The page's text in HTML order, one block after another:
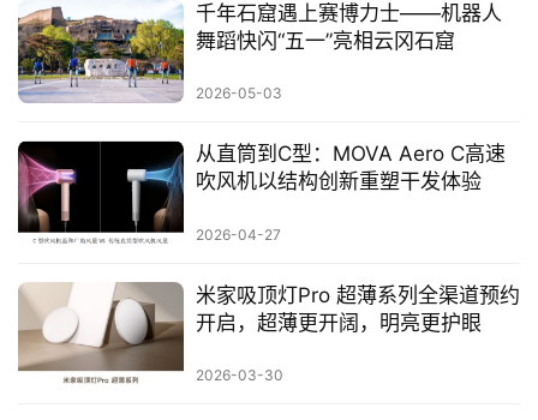
千年石窟遇上赛博力士——机器人
舞蹈快闪“五一”亮相云冈石窟
2026-05-03
从直筒到C型：MOVA Aero C高速
吹风机以结构创新重塑干发体验
2026-04-27
米家吸顶灯Pro 超薄系列全渠道预约
开启，超薄更开阔，明亮更护眼
2026-03-30